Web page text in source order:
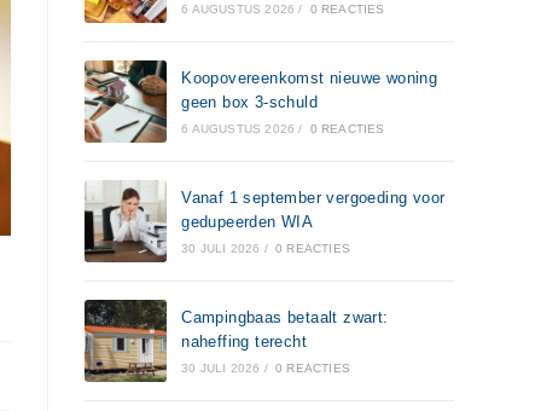
6 AUGUSTUS 2026 / 0 REACTIES
Koopovereenkomst nieuwe woning
geen box 3-schuld
6 AUGUSTUS 2026 / 0 REACTIES
Vanaf 1 september vergoeding voor
gedupeerden WIA
30 JULI 2026 / 0 REACTIES
Campingbaas betaalt zwart:
naheffing terecht
30 JULI 2026 / 0 REACTIES